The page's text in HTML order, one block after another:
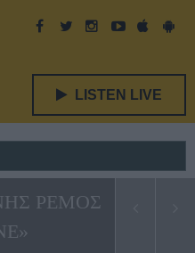
LISTEN LIVE
ΡΕΜΟΣ